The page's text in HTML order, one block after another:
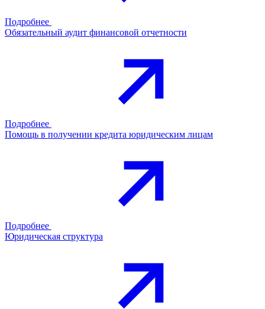
Подробнее
Обязательный аудит финансовой отчетности
Подробнее
Помощь в получении кредита юридическим лицам
Подробнее
Юридическая структура